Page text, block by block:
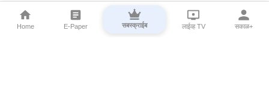
Home E-Paper सबस्क्राईब लाईव्ह TV सकाळ+